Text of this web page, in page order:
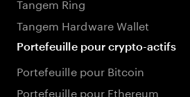
Tangem Hardware Wallet
Portefeuille pour crypto-actifs
Portefeuille pour Bitcoin
Portefeuille pour Ethereum